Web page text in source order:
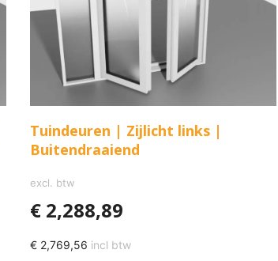
Tuindeuren | Zijlicht links |
Buitendraaiend
excl. btw
€2,288,89
€2,769,56 incl btw